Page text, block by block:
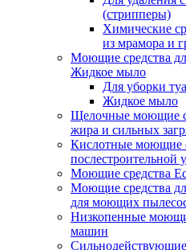
(стрипперы)
Химические
из мрамора и
Моющие средства
Жидкое мыло
Для уборки
Жидкое мыло
Щелочные моющие
жира и сильных
Кислотные моющие
послестроительной
Моющие средства
Моющие средства
для моющих
Низкопенные
машин
Сильнодействующие